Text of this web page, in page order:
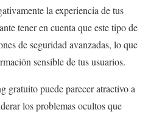
la experiencia de tus
tener en cuenta que este tipo de
de seguridad avanzadas, lo que
sensible de tus usuarios.
gratuito puede parecer atractivo a
los problemas ocultos que